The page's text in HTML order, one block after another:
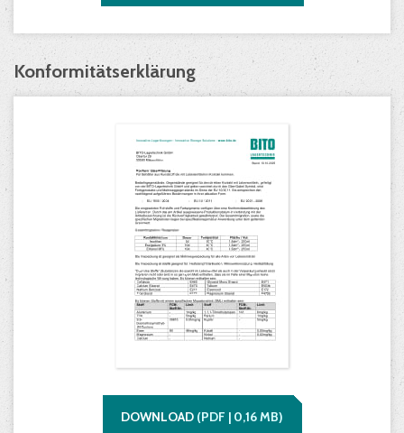
Konformitätserklärung
DOWNLOAD (PDF | 0,16MB)